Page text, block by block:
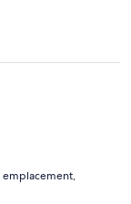
you feel like you
Our wedding
with our
emplacement,